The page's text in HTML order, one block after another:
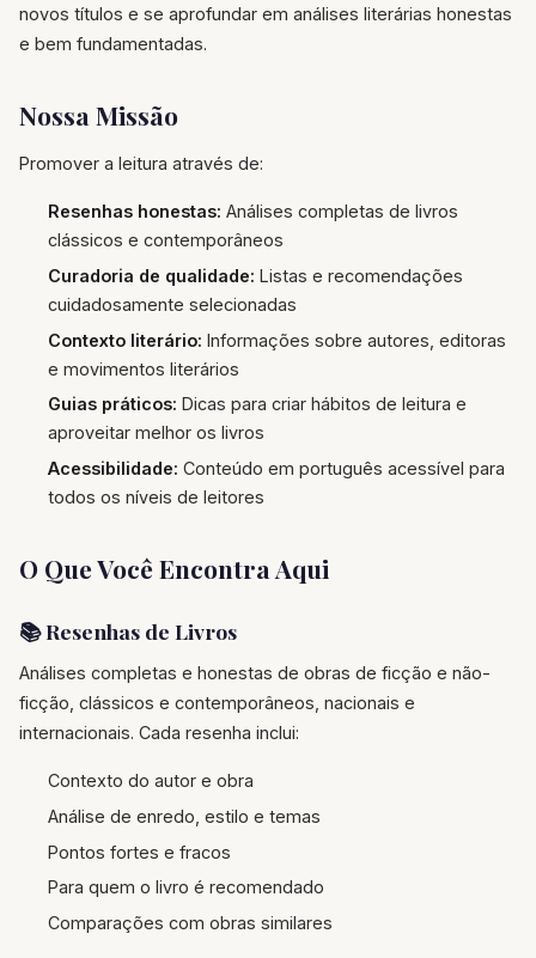
novos títulos e se aprofundar em análises literárias honestas
e bem fundamentadas.
Nossa Missão
Promover a leitura através de:
Resenhas honestas: Análises completas de livros
clássicos e contemporâneos
Curadoria de qualidade: Listas e recomendações
cuidadosamente selecionadas
Contexto literário: Informações sobre autores, editoras
e movimentos literários
Guias práticos: Dicas para criar hábitos de leitura e
aproveitar melhor os livros
Acessibilidade: Conteúdo em português acessível para
todos os níveis de leitores
O Que Você Encontra Aqui
📚 Resenhas de Livros
Análises completas e honestas de obras de ficção e não-
ficção, clássicos e contemporâneos, nacionais e
internacionais. Cada resenha inclui:
Contexto do autor e obra
Análise de enredo, estilo e temas
Pontos fortes e fracos
Para quem o livro é recomendado
Comparações com obras similares